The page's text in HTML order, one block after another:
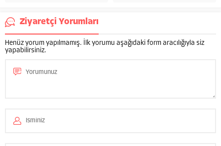
Ziyaretçi Yorumları
Henüz yorum yapılmamış. İlk yorumu aşağıdaki form aracılığıyla siz
yapabilirsiniz.